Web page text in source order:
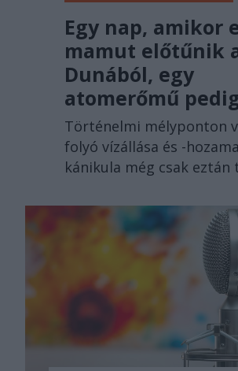
Egy nap, amikor
mamut előtűnik
Dunából, egy
atomerőmű
Történelmi mélyponton
folyó vízállása és -
kánikula még csak eztán